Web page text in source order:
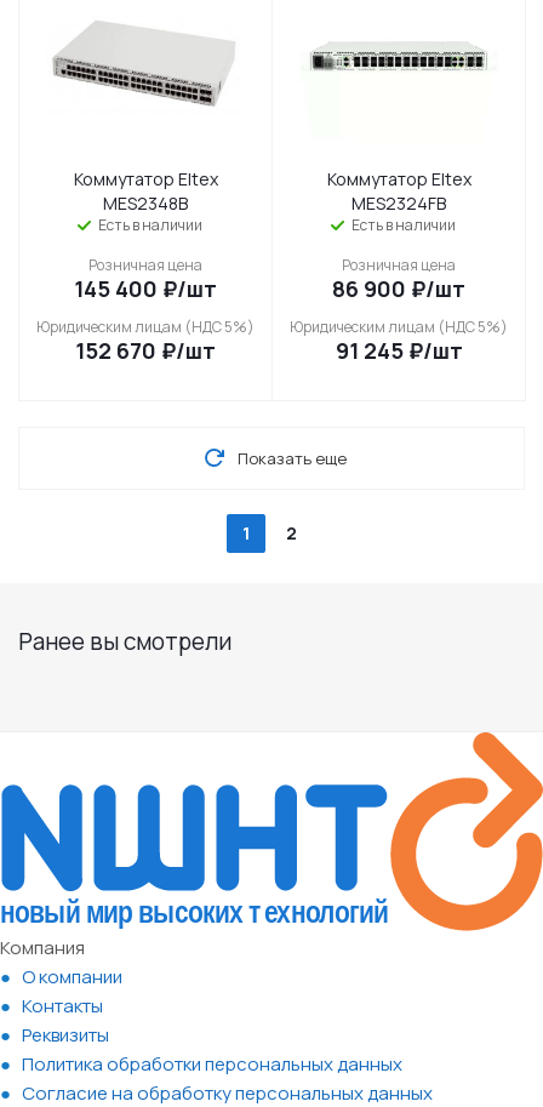
Коммутатор Eltex
MES2348B
Есть в наличии
Розничная цена
145 400 ₽/шт
Юридическим лицам (НДС 5%)
152 670 ₽/шт
Коммутатор Eltex
MES2324FB
Есть в наличии
Розничная цена
86 900 ₽/шт
Юридическим лицам (НДС 5%)
91 245₽/шт
Показать еще
1 2
Ранее вы смотрели
Компания
О компании
Контакты
Реквизиты
Политика обработки персональных данных
Согласие на обработку персональных данных